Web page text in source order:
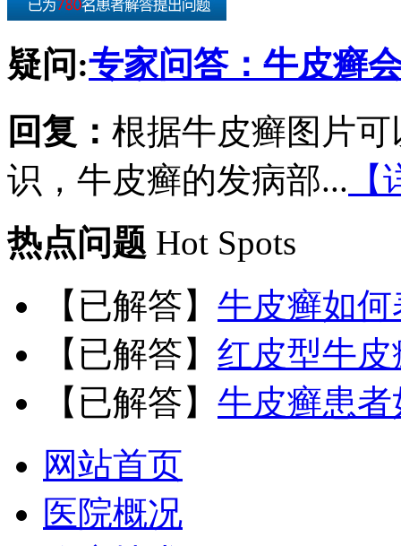
疑问:专家问答：牛皮癣
回复： 根据牛皮癣图片
识，牛皮癣的发病部...
热点问题 Hot Spots
【已解答】 牛皮癣如
【已解答】 红皮型牛
【已解答】 牛皮癣患
网站首页
医院概况